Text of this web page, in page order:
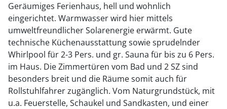
Geräumiges Ferienhaus, hell und wohnlich
eingerichtet. Warmwasser wird hier mittels
umweltfreundlicher Solarenergie erwärmt. Gute
technische Küchenausstattung sowie sprudelnder
Whirlpool für 2-3 Pers. und gr. Sauna für bis zu 6 Pers.
im Haus. Die Zimmertüren vom Bad und 2 SZ sind
besonders breit und die Räume somit auch für
Rollstuhlfahrer zugänglich. Vom Naturgrundstück, mit
u.a. Feuerstelle, Schaukel und Sandkasten, und einer